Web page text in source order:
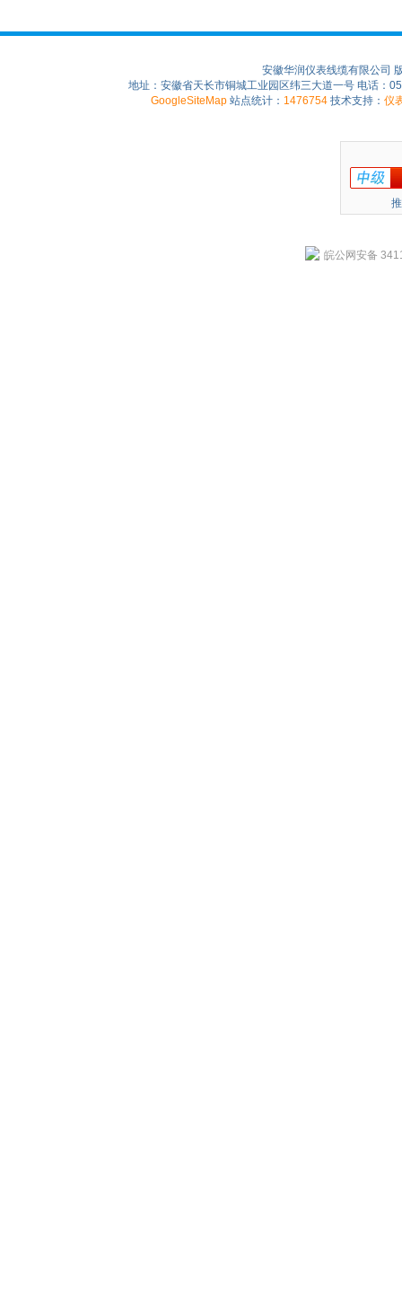
安徽华润仪表线缆有限公司
地址：安徽省天长市铜城工业园区纬三大道一号 电话：
GoogleSiteMap 站点统计： 1476754 技术支持： 仪
皖公网安备